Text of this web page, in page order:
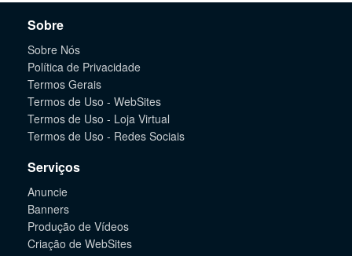
Sobre
Sobre Nós
Política de Privacidade
Termos Gerais
Termos de Uso - WebSites
Termos de Uso - Loja Virtual
Termos de Uso - Redes Sociais
Serviços
Anuncie
Banners
Produção de Vídeos
Criação de WebSites